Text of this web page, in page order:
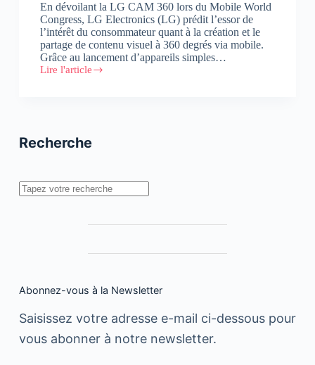
En dévoilant la LG CAM 360 lors du Mobile World
Congress, LG Electronics (LG) prédit l’essor de
l’intérêt du consommateur quant à la création et le
partage de contenu visuel à 360 degrés via mobile.
Grâce au lancement d’appareils simples…
Lire l'article
LG
compatible
View
Recherche
Rechercher
Abonnez-vous à la Newsletter
Saisissez votre adresse e-mail ci-dessous pour
vous abonner à notre newsletter.